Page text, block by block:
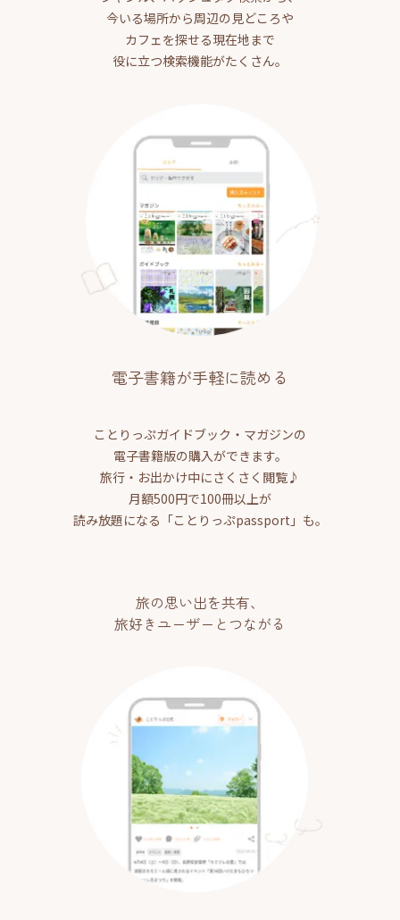
今いる場所から周辺の見どころや
カフェを探せる現在地まで
役に立つ検索機能がたくさん。
電子書籍が手軽に読める
ことりっぷガイドブック・マガジンの
電子書籍版の購入ができます。
旅行・お出かけ中にさくさく閲覧♪
月額500円で100冊以上が
読み放題になる「ことりっぷpassport」も。
旅の思い出を共有、
旅好きユーザーとつながる